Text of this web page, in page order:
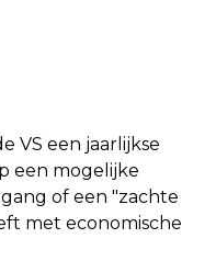
VS een jaarlijkse
een mogelijke
of een "zachte
met economische